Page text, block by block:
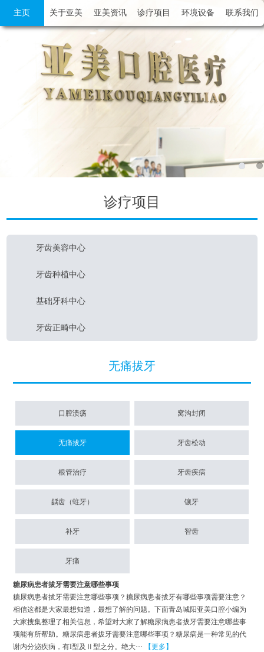
主页 关于亚美 亚美资讯 诊疗项目 环境设备 联系我们
诊疗项目
牙齿美容中心
牙齿种植中心
基础牙科中心
牙齿正畸中心
无痛拔牙
口腔溃疡 窝沟封闭
无痛拔牙 牙齿松动
根管治疗 牙齿疾病
龋齿（蛀牙） 镶牙
补牙 智齿
牙痛
糖尿病患者拔牙需要注意哪些事项
糖尿病患者拔牙需要注意哪些事项？糖尿病患者拔牙有哪些事项需要注意？
相信这都是大家最想知道，最想了解的问题。下面青岛城阳亚美口腔小编为
大家搜集整理了相关信息，希望对大家了解糖尿病患者拔牙需要注意哪些事
项能有所帮助。糖尿病患者拔牙需要注意哪些事项？糖尿病是一种常见的代
谢内分泌疾病，有I型及Ⅱ型之分。绝大···
【更多】